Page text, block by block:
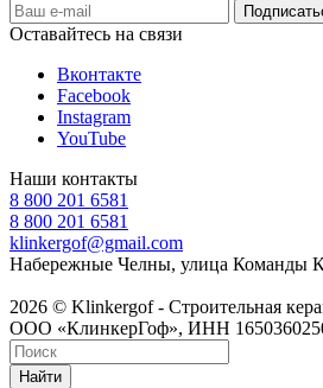
Оставайтесь на связи
Вконтакте
Facebook
Instagram
YouTube
Наши контакты
8 800 201 6581
8 800 201 6581
klinkergof@gmail.com
Набережные Челны, улица Команды
2026 © Klinkergof - Строительная
ООО «КлинкерГоф», ИНН
Найти